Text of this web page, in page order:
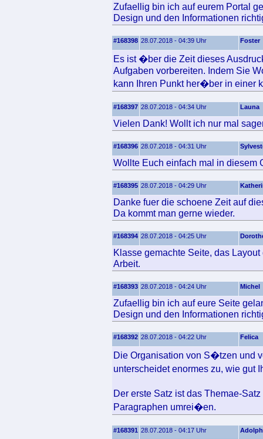
Zufaellig bin ich auf eurem Portal
Design und den Informationen
#168398 28.07.2018 - 04:39 Uhr Foster
Es ist �ber die Zeit dieses
Aufgaben vorbereiten. Indem Sie
kann Ihren Punkt her�ber in einer
#168397 28.07.2018 - 04:34 Uhr Launa
Vielen Dank! Wollt ich nur mal
#168396 28.07.2018 - 04:31 Uhr
Wollte Euch einfach mal in diesem
#168395 28.07.2018 - 04:29 Uhr
Danke fuer die schoene Zeit auf
Da kommt man gerne wieder.
#168394 28.07.2018 - 04:25 Uhr
Klasse gemachte Seite, das
Arbeit.
#168393 28.07.2018 - 04:24 Uhr Michel
Zufaellig bin ich auf eure Seite
Design und den Informationen
#168392 28.07.2018 - 04:22 Uhr Felica
Die Organisation von S�tzen und
unterscheidet enormes zu, wie
Der erste Satz ist das Themae-
Paragraphen umrei�en.
#168391 28.07.2018 - 04:17 Uhr Adolph